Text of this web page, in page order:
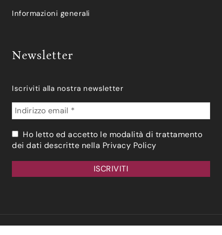
Informazioni generali
Newsletter
Iscriviti alla nostra newsletter
Ho letto ed accetto le modalità di trattamento
dei dati descritte nella Privacy Policy